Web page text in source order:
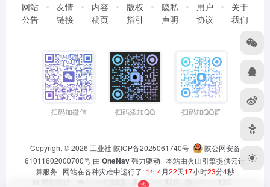
网站
公告
友情
链接
内容
稿页
版权
指引
隐私
声明
用户
协议
关于
我们
扫码加微信 扫码添加QQ 扫码加QQ群
Copyright © 2026 工业社 陕ICP备2025061740号
陕公网安备
61011602000700号 由 OneNav强力驱动 | 本站由火山引擎提供云计
算服务 | 网站在各种灾难中运行了: 1年4月22天17小时23分4秒
👤今日访客
热